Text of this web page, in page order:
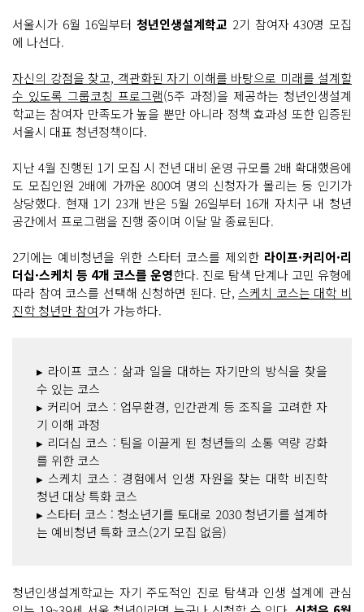
서울시가 6월 16일부터청년인생설계학교 2기 참여자 430명 모집
에 나선다.
자신의 강점을 찾고, 객관화된 자기 이해를 바탕으로 미래를 설계할
수 있도록 그룹코칭 프로그램(5주 과정)을 제공하는 청년인생설계
학교는 참여자 만족도가 높을 뿐만 아니라 정책 효과성 또한 입증된
서울시 대표 청년정책이다.
지난 4월 진행된 1기 모집 시 전년 대비 운영 규모를 2배 확대했음에
도 모집인원 2배에 가까운 800여 명의 신청자가 몰리는 등 인기가
상당했다. 현재 1기 23개 반은 5월 26일부터 16개 자치구 내 청년
공간에서 프로그램을 진행 중이며 이달 말 종료된다.
2기에는 예비청년을 위한 스타터 코스를 제외한 라이프·커리어·리
더십·스케치 등 4개 코스를 운영한다. 진로 탐색 단계나 고민 유형에
따라 참여 코스를 선택해 신청하면 된다. 단,스케치 코스는 대학 비
진학 청년만 참여가 가능하다.
▸ 라이프 코스 : 삶과 일을 대하는 자기만의 방식을 찾을
수 있는 코스
▸ 커리어 코스 : 업무환경, 인간관계 등 조직을 고려한 자
기 이해 과정
▸ 리더십 코스 : 팀을 이끌게 된 청년들의 소통 역량 강화
를 위한 코스
▸ 스케치 코스 : 경험에서 인생 자원을 찾는 대학 비진학
청년 대상 특화 코스
▸ 스타터 코스 : 청소년기를 토대로 2030 청년기를 설계하
는 예비청년 특화 코스(2기 모집 없음)
청년인생설계학교는 자기 주도적인 진로 탐색과 인생 설계에 관심